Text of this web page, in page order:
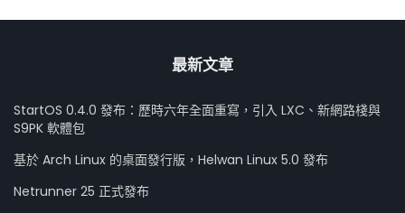
最新文章
StartOS 0.4.0 發布：歷時六年全面重寫，引入 LXC、新網路棧與
S9PK 軟體包
基於 Arch Linux 的桌面發行版，Helwan Linux 5.0 發布
Netrunner 25 正式發布